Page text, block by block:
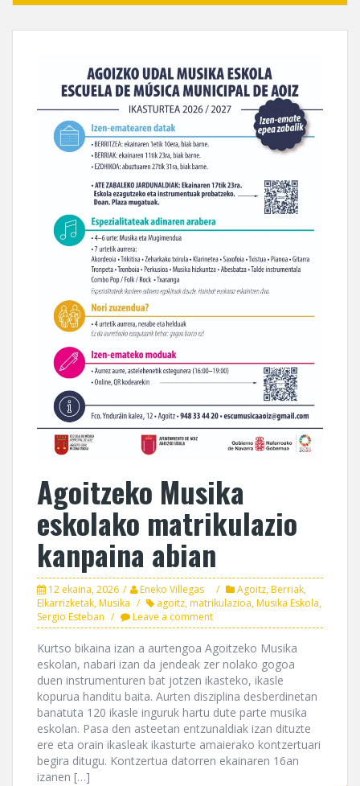
Agoitzeko Musika
eskolako matrikulazio
kanpaina abian
12 ekaina, 2026 Eneko Villegas Agoitz,Berriak,
Elkarrizketak,Musika agoitz,matrikulazioa,Musika Eskola,
Sergio Esteban
Leave a comment
Kurtso bikaina izan a aurtengoa Agoitzeko Musika
eskolan, nabari izan da jendeak zer nolako gogoa
duen instrumenturen bat jotzen ikasteko, ikasle
kopurua handitu baita. Aurten disziplina desberdinetan
banatuta 120 ikasle inguruk hartu dute parte musika
eskolan. Pasa den asteetan entzunaldiak izan dituzte
ere eta orain ikasleak ikasturte amaierako kontzertuari
begira ditugu. Kontzertua datorren ekainaren 16an
izanen […]